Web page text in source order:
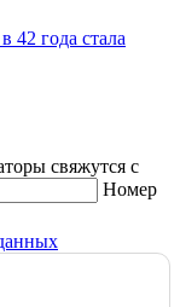
42 года стала
свяжутся с
Номер